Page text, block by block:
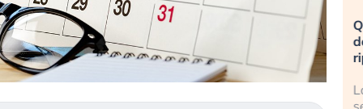
Investitori
lo scoppio
retail (…)
Quando la finanza pesa più
dell’economia reale. L’America sta
ripetendo gli errori del 2008?
sempre più sganciata dall’economia